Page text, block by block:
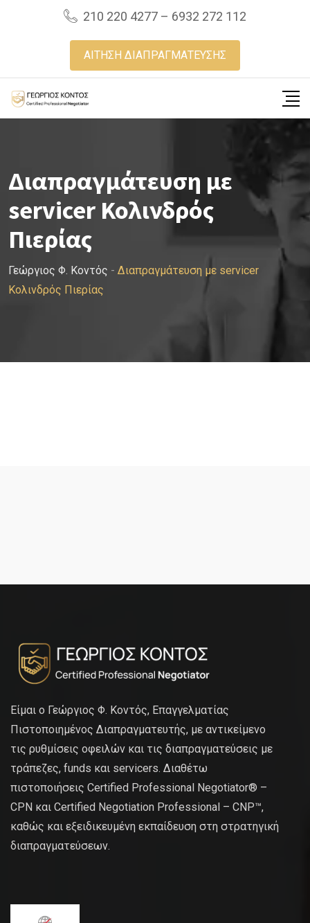
210 220 4277 – 6932 272 112
ΑΙΤΗΣΗ ΔΙΑΠΡΑΓΜΑΤΕΥΣΗΣ
Διαπραγμάτευση με
servicer Κολινδρός
Πιερίας
Γεώργιος Φ. Κοντός - Διαπραγμάτευση με servicer
Κολινδρός Πιερίας
Είμαι ο Γεώργιος Φ. Κοντός, Επαγγελματίας
Πιστοποιημένος Διαπραγματευτής, με αντικείμενο
τις ρυθμίσεις οφειλών και τις διαπραγματεύσεις με
τράπεζες, funds και servicers. Διαθέτω
πιστοποιήσεις Certified Professional Negotiator® –
CPN και Certified Negotiation Professional – CNP™,
καθώς και εξειδικευμένη εκπαίδευση στη στρατηγική
διαπραγματεύσεων.